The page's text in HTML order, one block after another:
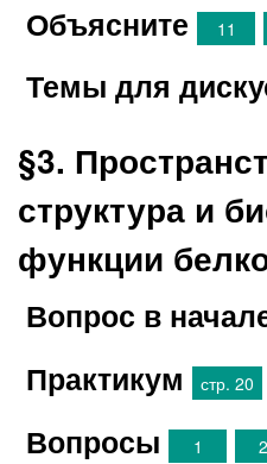
Объясните 11
Темы для
§3.
структура и
функции
Вопрос в
Практикум стр. 20
Вопросы 1 2